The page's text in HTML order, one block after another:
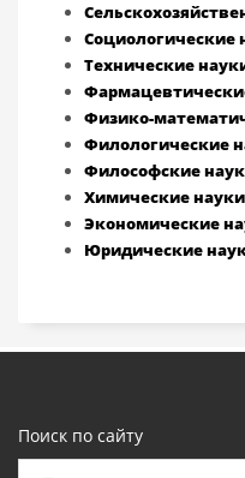
Социологические
Технические
Физико-
Филологические
Философские
Химические науки
Экономические
Юридические
Поиск по сайту